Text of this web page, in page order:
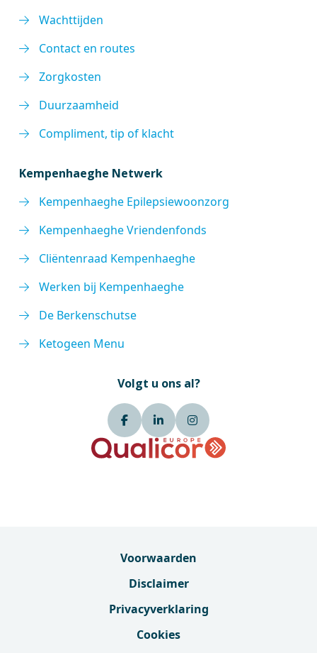
Wachttijden
Contact en routes
Zorgkosten
Duurzaamheid
Compliment, tip of klacht
Kempenhaeghe Netwerk
Kempenhaeghe Epilepsiewoonzorg
Kempenhaeghe Vriendenfonds
Cliëntenraad Kempenhaeghe
Werken bij Kempenhaeghe
De Berkenschutse
Ketogeen Menu
Volgt u ons al?
Voorwaarden
Disclaimer
Privacyverklaring
Cookies